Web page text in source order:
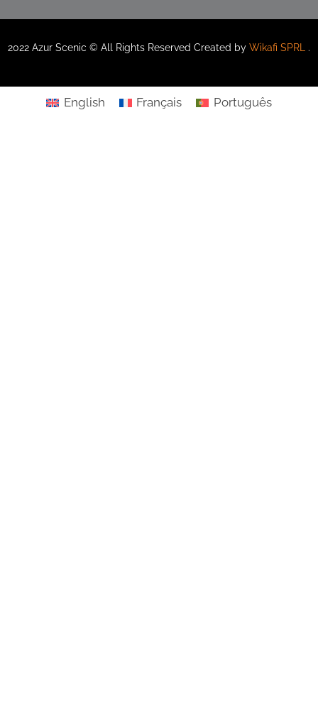
2022 Azur Scenic © All Rights Reserved Created by Wikafi SPRL .
English Français Português